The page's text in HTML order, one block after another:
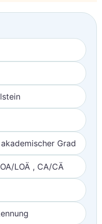
akademischer Grad
LOÄ , CA/CÄ